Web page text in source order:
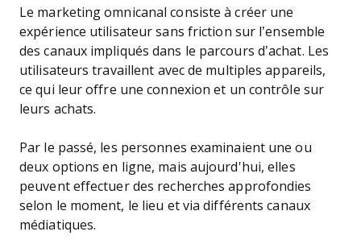
Le marketing omnicanal consiste à créer une
expérience utilisateur sans friction sur l’ensemble
des canaux impliqués dans le parcours d’achat. Les
utilisateurs travaillent avec de multiples appareils,
ce qui leur offre une connexion et un contrôle sur
leurs achats.
Par le passé, les personnes examinaient une ou
deux options en ligne, mais aujourd'hui, elles
peuvent effectuer des recherches approfondies
selon le moment, le lieu et via différents canaux
médiatiques.